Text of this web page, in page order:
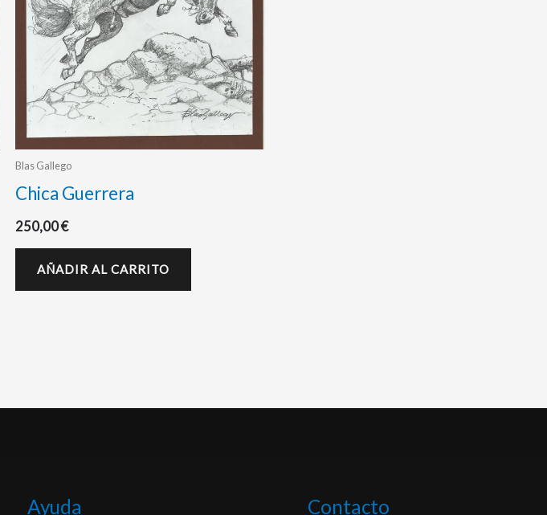
Blas Gallego
Chica Guerrera
250,00€
AÑADIR AL CARRITO
Ayuda Contacto